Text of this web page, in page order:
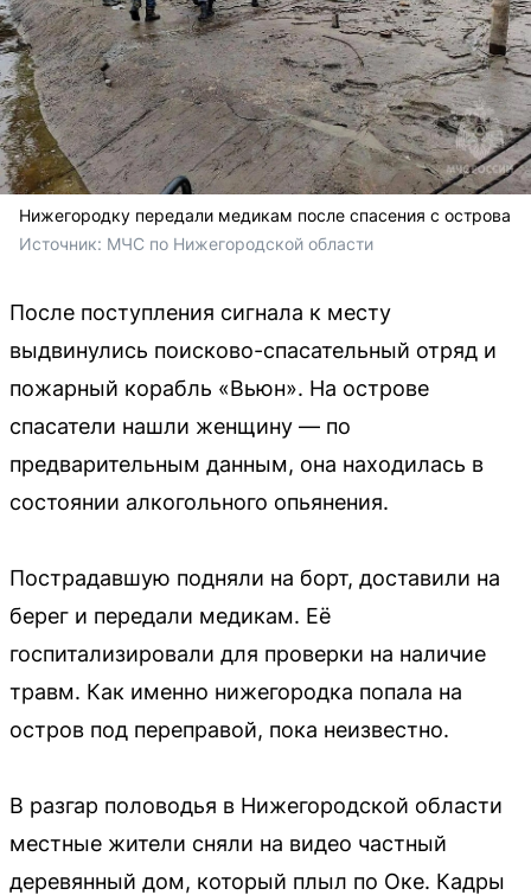
Нижегородку передали медикам после спасения с острова
Источник: МЧС по Нижегородской области
После поступления сигнала к месту
выдвинулись поисково-спасательный отряд и
пожарный корабль «Вьюн». На острове
спасатели нашли женщину — по
предварительным данным, она находилась в
состоянии алкогольного опьянения.
Пострадавшую подняли на борт, доставили на
берег и передали медикам. Её
госпитализировали для проверки на наличие
травм. Как именно нижегородка попала на
остров под переправой, пока неизвестно.
В разгар половодья в Нижегородской области
местные жители сняли на видео частный
деревянный дом, который плыл по Оке. Кадры